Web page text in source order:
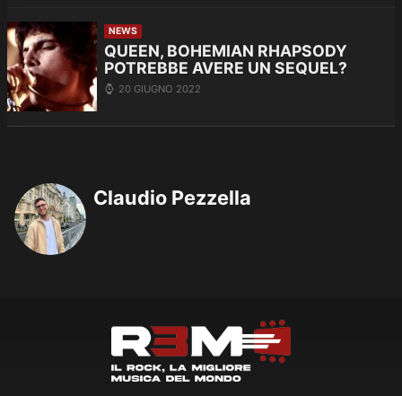
NEWS
QUEEN, BOHEMIAN RHAPSODY
POTREBBE AVERE UN SEQUEL?
20 GIUGNO 2022
Claudio Pezzella